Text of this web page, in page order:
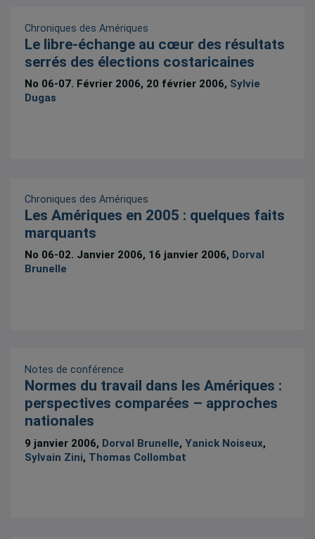
Chroniques des Amériques
Le libre-échange au cœur des résultats
serrés des élections costaricaines
No 06-07. Février 2006, 20 février 2006, Sylvie
Dugas
Chroniques des Amériques
Les Amériques en 2005 : quelques faits
marquants
No 06-02. Janvier 2006, 16 janvier 2006, Dorval
Brunelle
Notes de conférence
Normes du travail dans les Amériques :
perspectives comparées – approches
nationales
9 janvier 2006, Dorval Brunelle,Yanick Noiseux,
Sylvain Zini, Thomas Collombat